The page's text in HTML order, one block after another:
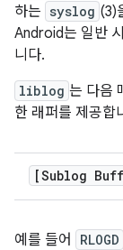
하는 syslog (3)
Android는 일반
니다.
liblog 는 다음
한 래퍼를 제공합
[Sublog
예를 들어 RLOGD